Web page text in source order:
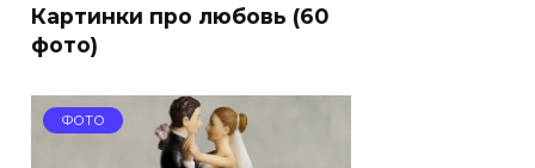
Картинки про любовь (60
фото)
ФОТО